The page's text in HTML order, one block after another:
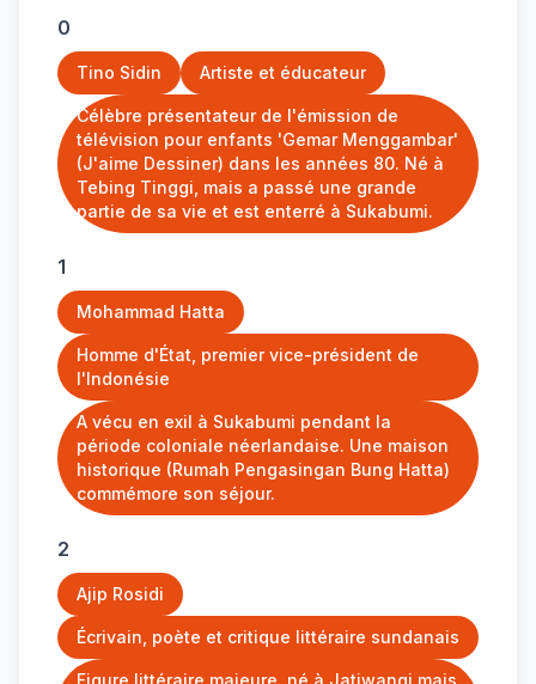
0
Tino Sidin Artiste et éducateur
Célèbre présentateur de l'émission de
télévision pour enfants 'Gemar Menggambar'
(J'aime Dessiner) dans les années 80. Né à
Tebing Tinggi, mais a passé une grande
partie de sa vie et est enterré à Sukabumi.
1
Mohammad Hatta
Homme d'État, premier vice-président de
l'Indonésie
A vécu en exil à Sukabumi pendant la
période coloniale néerlandaise. Une maison
historique (Rumah Pengasingan Bung Hatta)
commémore son séjour.
2
Ajip Rosidi
Écrivain, poète et critique littéraire sundanais
Figure littéraire majeure, né à Jatiwangi mais